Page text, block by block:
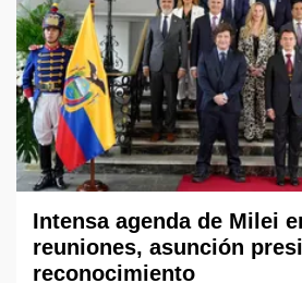
Intensa agenda de Milei
reuniones, asunción
reconocimiento